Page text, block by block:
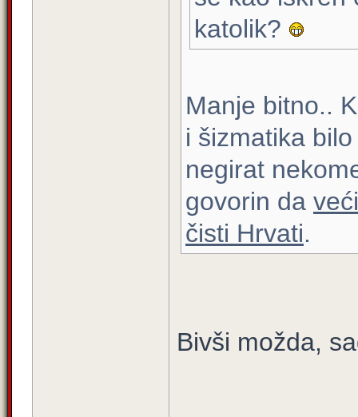
katolik?
Manje bitno..
i šizmatika
negirat
govorin da
čisti Hrvati.
Bivši možda,